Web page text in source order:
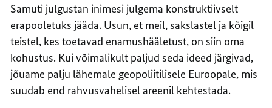
Samuti julgustan inimesi julgema konstruktiivselt
erapooletuks jääda. Usun, et meil, sakslastel ja kõigil
teistel, kes toetavad enamushääletust, on siin oma
kohustus. Kui võimalikult paljud seda ideed järgivad,
jõuame palju lähemale geopoliitilisele Euroopale, mis
suudab end rahvusvahelisel areenil kehtestada.